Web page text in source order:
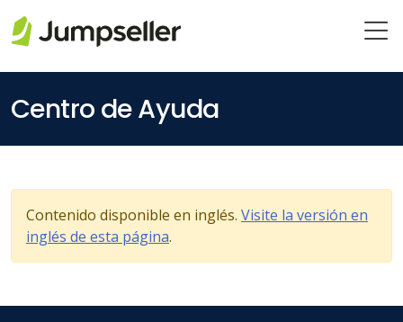
Centro de Ayuda
Contenido disponible en inglés. Visite la versión en
inglés de esta página.